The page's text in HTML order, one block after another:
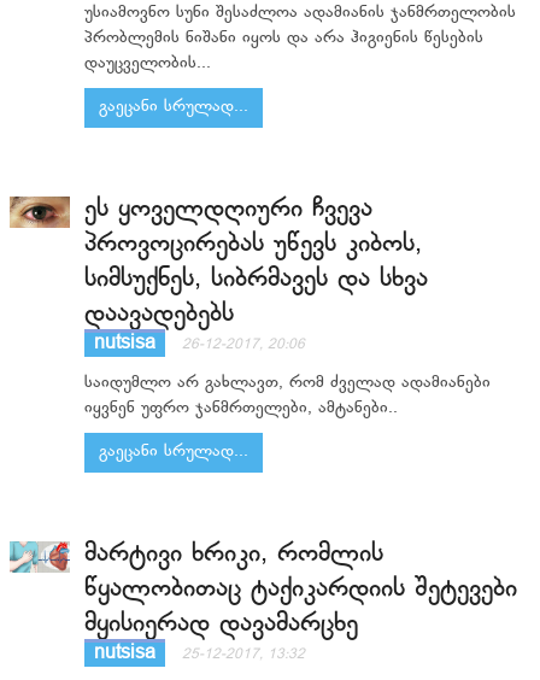
უსიამოვნო სუნი შესაძლოა ადამიანის ჯანმრთელობის
პრობლემის ნიშანი იყოს და არა ჰიგიენის წესების
დაუცველობის...
გაეცანი სრულად...
ეს ყოველდღიური ჩვევა
პროვოცირებას უწევს კიბოს,
სიმსუქნეს, სიბრმავეს და სხვა
დაავადებებს
nutsisa 26-12-2017, 20:06
საიდუმლო არ გახლავთ, რომ ძველად ადამიანები
იყვნენ უფრო ჯანმრთელები, ამტანები..
გაეცანი სრულად...
მარტივი ხრიკი, რომლის
წყალობითაც ტაქიკარდიის შეტევები
მყისიერად დავამარცხე
nutsisa 25-12-2017, 13:32